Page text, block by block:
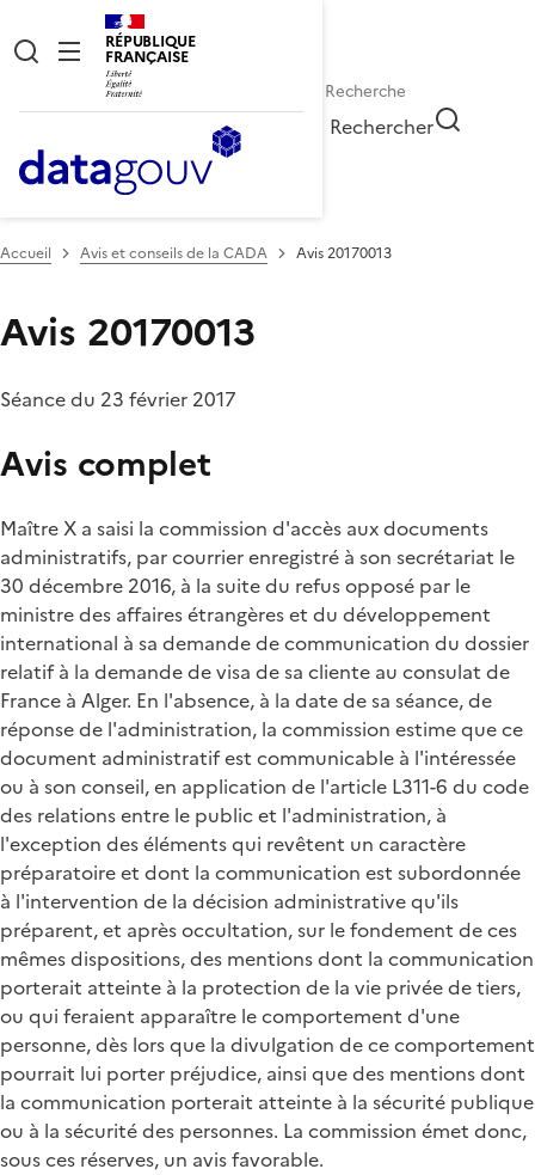
RÉPUBLIQUE
FRANÇAISE
Rechercher
Accueil Avis et conseils de la CADA Avis 20170013
Avis 20170013
Séance du 23 février 2017
Avis complet
Maître X a saisi la commission d'accès aux documents
administratifs, par courrier enregistré à son secrétariat le
30 décembre 2016, à la suite du refus opposé par le
ministre des affaires étrangères et du développement
international à sa demande de communication du dossier
relatif à la demande de visa de sa cliente au consulat de
France à Alger. En l'absence, à la date de sa séance, de
réponse de l'administration, la commission estime que ce
document administratif est communicable à l'intéressée
ou à son conseil, en application de l'article L311-6 du code
des relations entre le public et l'administration, à
l'exception des éléments qui revêtent un caractère
préparatoire et dont la communication est subordonnée
à l'intervention de la décision administrative qu'ils
préparent, et après occultation, sur le fondement de ces
mêmes dispositions, des mentions dont la communication
porterait atteinte à la protection de la vie privée de tiers,
ou qui feraient apparaître le comportement d'une
personne, dès lors que la divulgation de ce comportement
pourrait lui porter préjudice, ainsi que des mentions dont
la communication porterait atteinte à la sécurité publique
ou à la sécurité des personnes. La commission émet donc,
sous ces réserves, un avis favorable.